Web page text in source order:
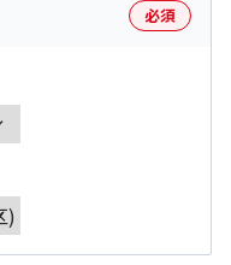
必須